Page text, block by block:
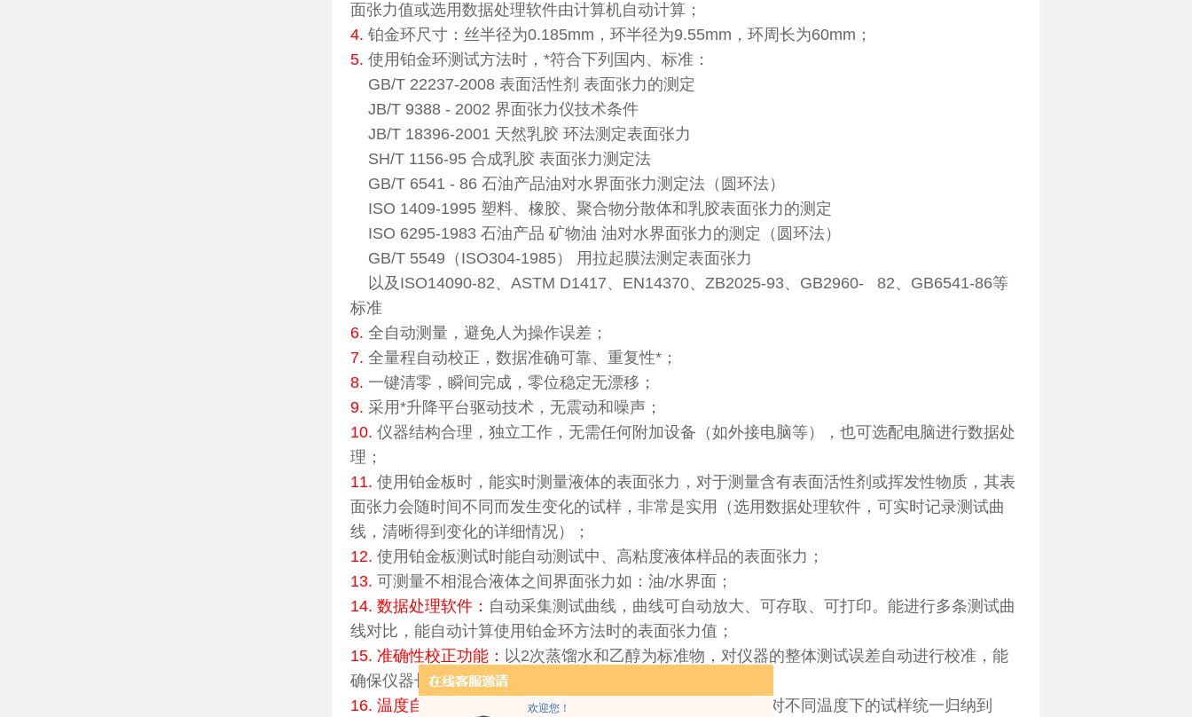
欢迎您！
面张力值或选用数据处理软件由计算机自动计算；
4. 铂金环尺寸：丝半径为0.185mm，环半径为9.55mm，环周长为60mm；
5. 使用铂金环测试方法时，*符合下列国内、标准：
GB/T 22237-2008 表面活性剂 表面张力的测定
JB/T 9388 - 2002 界面张力仪技术条件
JB/T 18396-2001 天然乳胶 环法测定表面张力
SH/T 1156-95 合成乳胶 表面张力测定法
GB/T 6541 - 86 石油产品油对水界面张力测定法（圆环法）
ISO 1409-1995 塑料、橡胶、聚合物分散体和乳胶表面张力的测定
ISO 6295-1983 石油产品 矿物油 油对水界面张力的测定（圆环法）
GB/T 5549（ISO304-1985） 用拉起膜法测定表面张力
以及ISO14090-82、ASTM D1417、EN14370、ZB2025-93、GB2960- 82、GB6541-86等
标准
6. 全自动测量，避免人为操作误差；
7. 全量程自动校正，数据准确可靠、重复性*；
8. 一键清零，瞬间完成，零位稳定无漂移；
9. 采用*升降平台驱动技术，无震动和噪声；
10. 仪器结构合理，独立工作，无需任何附加设备（如外接电脑等），也可选配电脑进行数据处
理；
11. 使用铂金板时，能实时测量液体的表面张力，对于测量含有表面活性剂或挥发性物质，其表
面张力会随时间不同而发生变化的试样，非常是实用（选用数据处理软件，可实时记录测试曲
线，清晰得到变化的详细情况）；
12. 使用铂金板测试时能自动测试中、高粘度液体样品的表面张力；
13. 可测量不相混合液体之间界面张力如：油/水界面；
14. 数据处理软件： 自动采集测试曲线，曲线可自动放大、可存取、可打印。能进行多条测试曲
线对比，能自动计算使用铂金环方法时的表面张力值；
15. 准确性校正功能： 以2次蒸馏水和乙醇为标准物，对仪器的整体测试误差自动进行校准，能
确保仪器长期处于出厂时的精准状态；
16. 温度自动补偿功能：
以2次蒸馏水和乙醇为标准物，自动对不同温度下的试样统一归纳到